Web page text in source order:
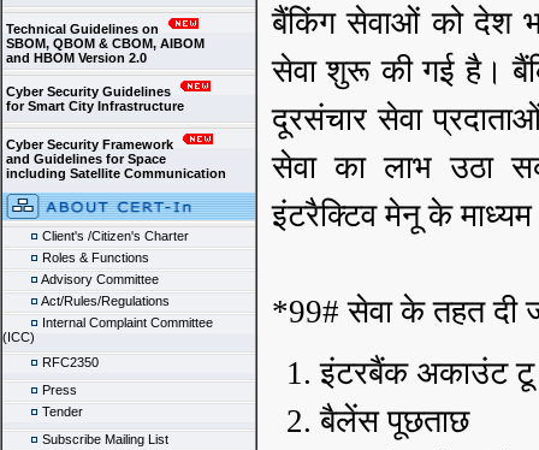
Technical Guidelines on
SBOM, QBOM & CBOM, AIBOM
and HBOM Version 2.0
Cyber Security Guidelines
for Smart City Infrastructure
Cyber Security Framework
and Guidelines for Space
including Satellite Communication
Client's /Citizen's Charter
Roles & Functions
Advisory Committee
Act/Rules/Regulations
Internal Complaint Committee
(ICC)
RFC2350
Press
Tender
Subscribe Mailing List
बैंकिंग सेवाओं को देश
सेवा शुरू की गई है।
दूरसंचार सेवा
सेवा का लाभ उठा
इंटरैक्टिव मेनू के
*99# सेवा के तहत दी
इंटरबैंक अकाउंट
बैलेंस पूछताछ